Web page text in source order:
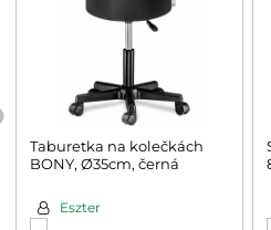
Taburetka na kolečkách
BONY, Ø35cm, černá
Eszter